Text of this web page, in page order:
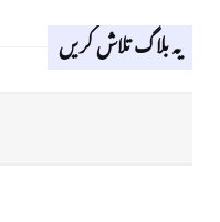
یہ بلاگ تلاش کریں